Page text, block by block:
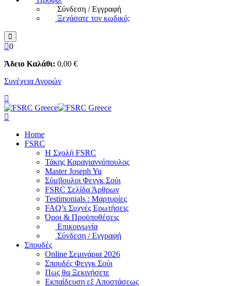
Σύνδεση / Εγγραφή
Ξεχάσατε τον κωδικό;
0
Άδειο Καλάθι: 0,00 €
Συνέχεια Αγορών
Home
FSRC
Η Σχολή FSRC
Τάκης Καραγιαννόπουλος
Master Joseph Yu
Σύμβουλοι Φενγκ Σούι
FSRC Σελίδα Άρθρων
Testimonials : Μαρτυρίες
FAQ’s Συχνές Ερωτήσεις
Όροι & Προϋποθέσεις
Επικοινωνία
Σύνδεση / Εγγραφή
Σπουδές
Online Σεμινάρια 2026
Σπουδές Φενγκ Σούι
Πως θα Ξεκινήσετε
Εκπαίδευση εξ Αποστάσεως